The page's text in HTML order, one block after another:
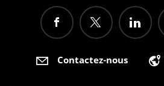
Contactez-nous